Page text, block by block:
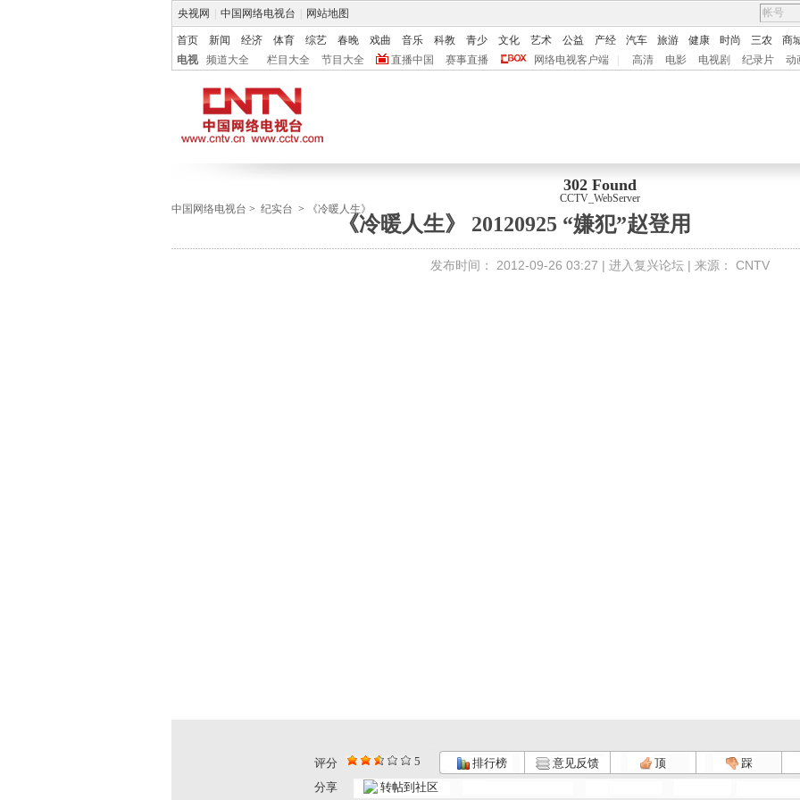
央视网 中国网络电视台 网站地图
首页 新闻 经济 体育 综艺 春晚 戏曲 音乐 科教 青少 文化 艺术 公益 产经 汽车 旅游 健康 时尚 三农
商
电视
频道大全 栏目大全 节目大全 直播中国 赛事直播 网络电视客户端 高清 电影 电视剧 纪录片 动
302 Found
CCTV_WebServer
中国网络电视台 > 纪实台 > 《冷暖人生》
《冷暖人生》 20120925 “嫌犯”赵登用
发布时间： 2012-09-26 03:27 | 进入复兴论坛 | 来源： CNTV
评分 5 排行榜 意见反馈 顶
踩
分享
转帖到社区